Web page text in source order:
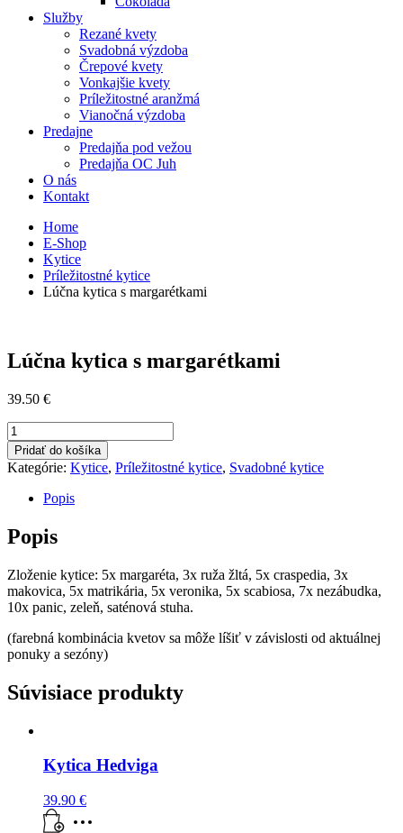
Služby
Rezané kvety
Svadobná výzdoba
Črepové kvety
Vonkajšie kvety
Príležitostné aranžmá
Vianočná výzdoba
Predajne
Predajňa pod vežou
Predajňa OC Juh
O nás
Kontakt
Home
E-Shop
Kytice
Príležitostné kytice
Lúčna kytica s margarétkami
Lúčna kytica s margarétkami
39.50 €
množstvo
Lúčna
kytica
s
margarétkami
Pridať do košíka
Kategórie: Kytice, Príležitostné kytice, Svadobné kytice
Popis
Popis
Zloženie kytice: 5x margaréta, 3x ruža žltá, 5x craspedia, 3x
makovica, 5x matrikária, 5x veronika, 5x scabiosa, 7x nezábudka,
10x panic, zeleň, saténová stuha.
(farebná kombinácia kvetov sa môže líšiť v závislosti od aktuálnej
ponuky a sezóny)
Súvisiace produkty
Kytica Hedviga
39.90 €